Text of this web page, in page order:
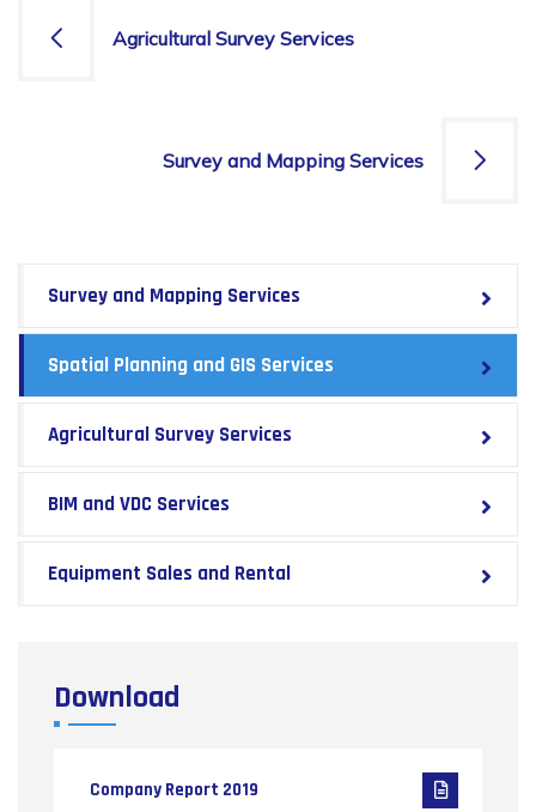
Agricultural Survey Services
Survey and Mapping Services
Survey and Mapping Services
Spatial Planning and GIS Services
Agricultural Survey Services
BIM and VDC Services
Equipment Sales and Rental
Download
Company Report 2019